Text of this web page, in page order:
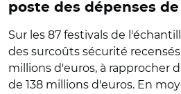
poste des dépenses
Sur les 87 festivals de
des surcoûts sécurité
millions d'euros, à rapprocher
de 138 millions d'euros. En